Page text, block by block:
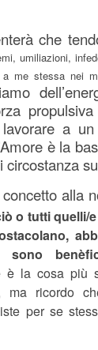
che
umiliazioni,
me stessa nei
a un
è la
circostanza
alla
o tutti quelli/
sono
è la cosa più
ricordo
per se